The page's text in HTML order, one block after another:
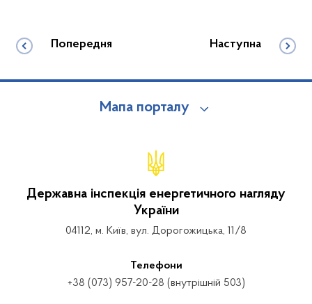
Попередня Наступна
Мапа порталу
Державна інспекція енергетичного нагляду
України
04112, м. Київ, вул. Дорогожицька, 11/8
Телефони
+38 (073) 957-20-28 (внутрішній 503)